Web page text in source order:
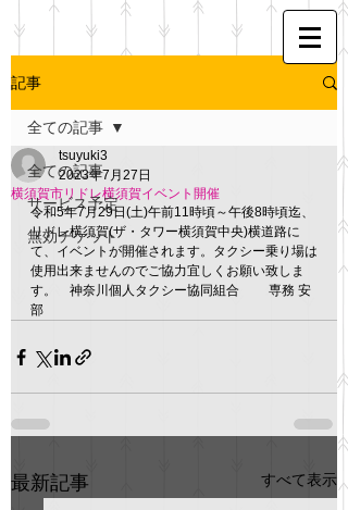
記事
全ての記事
サービス予定
無効チケット
全ての記事
横須賀市リドレ横須賀イベント開催
tsuyuki3
2023年7月27日
令和5年7月29日(土)午前11時頃～午後8時頃迄、
リドレ横須賀(ザ・タワー横須賀中央)横道路に
て、イベントが開催されます。タクシー乗り場は
使用出来ませんのでご協力宜しくお願い致しま
す。　神奈川個人タクシー協同組合 　　専務 安
部
最新記事 すべて表示